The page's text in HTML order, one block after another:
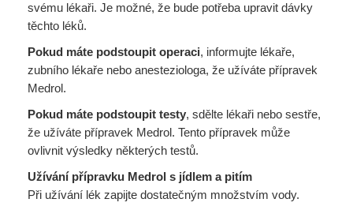
svému lékaři. Je možné, že bude potřeba upravit dávky
těchto léků.
Pokud máte podstoupit operaci, informujte lékaře,
zubního lékaře nebo anesteziologa, že užíváte přípravek
Medrol.
Pokud máte podstoupit testy, sdělte lékaři nebo sestře,
že užíváte přípravek Medrol. Tento přípravek může
ovlivnit výsledky některých testů.
Užívání přípravku Medrol s jídlem a pitím
Při užívání lék zapijte dostatečným množstvím vody.